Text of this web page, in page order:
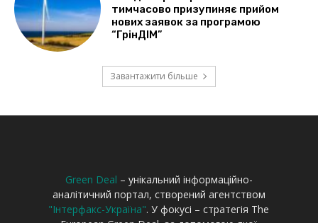
Green Deal – унікальний інформаційно-
аналітичний портал, створений агентством
"Інтерфакс-Україна". У фокусі – стратегія The